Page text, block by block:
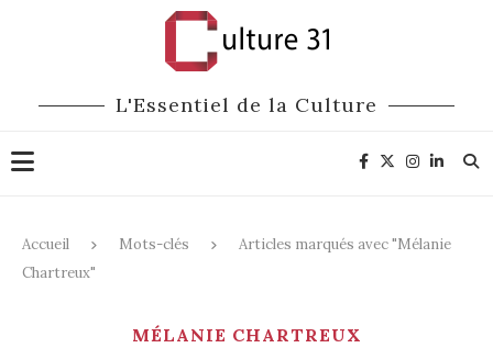
L'Essentiel de la Culture
Accueil Mots-clés
Articles marqués avec "Mélanie
Chartreux"
MÉLANIE CHARTREUX